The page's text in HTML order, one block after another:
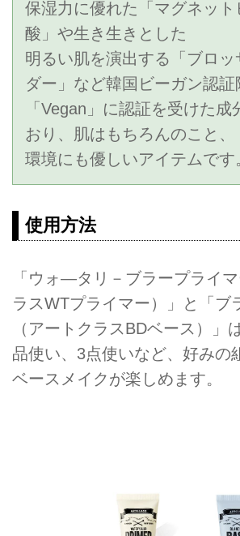
保湿力に優れた「マグネット
酸」や生き生きとした
明るい肌を演出する「ブロッ
ダー」など韓国ビーガン認証
「Vegan」に認証を受けた成
おり、肌はもちろんのこと、
環境にも優しいアイテムです
使用方法
「ウォ―タリ－ブラープライ
ラスWTプライマー）」と「ブ
（アートクラスBDベース）」
品使い、3点使いなど、好みの
ベースメイクが楽しめます。